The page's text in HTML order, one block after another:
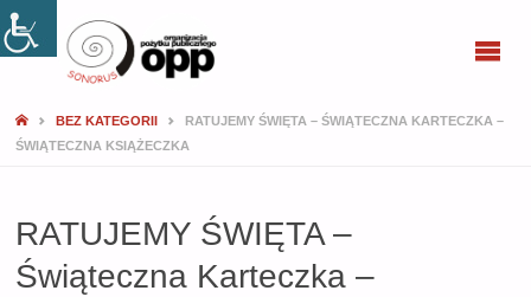
BEZ KATEGORII
RATUJEMY ŚWIĘTA – ŚWIĄTECZNA KARTECZKA –
ŚWIĄTECZNA KSIĄŻECZKA
RATUJEMY ŚWIĘTA –
Świąteczna Karteczka –